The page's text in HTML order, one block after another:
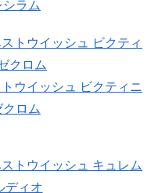
ラム
ウイッシュ ビクティニ
ロム